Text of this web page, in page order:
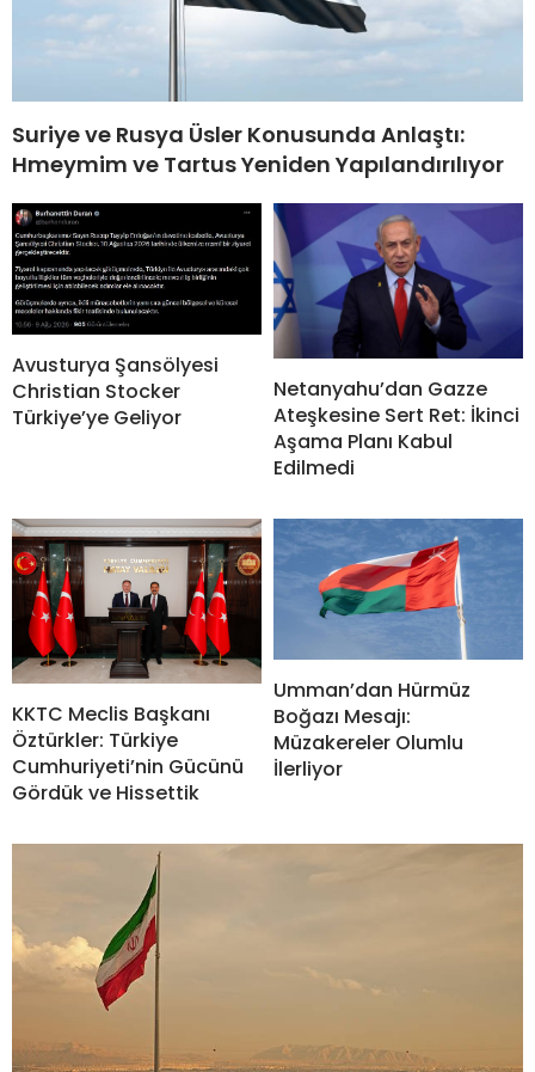
Suriye ve Rusya Üsler Konusunda Anlaştı:
Hmeymim ve Tartus Yeniden Yapılandırılıyor
Avusturya Şansölyesi
Christian Stocker
Türkiye’ye Geliyor
Netanyahu’dan Gazze
Ateşkesine Sert Ret: İkinci
Aşama Planı Kabul
Edilmedi
KKTC Meclis Başkanı
Öztürkler: Türkiye
Cumhuriyeti’nin Gücünü
Gördük ve Hissettik
Umman’dan Hürmüz
Boğazı Mesajı:
Müzakereler Olumlu
İlerliyor